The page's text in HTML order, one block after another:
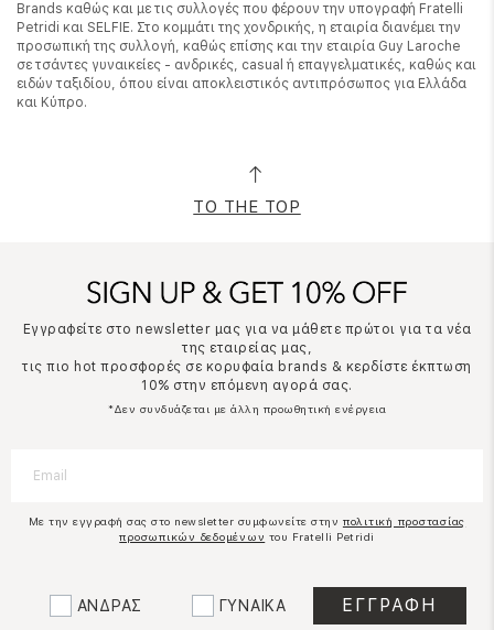
Brands καθώς και με τις συλλογές που φέρουν την υπογραφή Fratelli
Petridi και SELFIE. Στο κομμάτι της χονδρικής, η εταιρία διανέμει την
προσωπική της συλλογή, καθώς επίσης και την εταιρία Guy Laroche
σε τσάντες γυναικείες - ανδρικές, casual ή επαγγελματικές, καθώς και
ειδών ταξιδίου, όπου είναι αποκλειστικός αντιπρόσωπος για Ελλάδα
και Κύπρο.
TO THE TOP
Εγγραφείτε στο newsletter μας για να μάθετε πρώτοι για τα νέα
της εταιρείας μας,
τις πιο hot προσφορές σε κορυφαία brands & κερδίστε έκπτωση
10% στην επόμενη αγορά σας.
*Δεν συνδυάζεται με άλλη προωθητική ενέργεια
Με την εγγραφή σας στο newsletter συμφωνείτε στην πολιτική προστασίας
προσωπικών δεδομένων του Fratelli Petridi
ΑΝΔΡΑΣ ΓΥΝΑΙΚΑ